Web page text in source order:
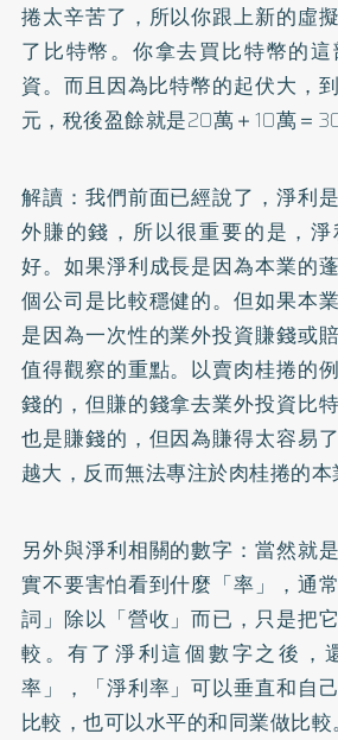
捲太辛苦了，所以你跟上新的虛
了比特幣。你拿去買比特幣的
資。而且因為比特幣的起伏大，
元，稅後盈餘就是20萬＋10萬＝
解讀：我們前面已經說了，淨利
外賺的錢，所以很重要的是，
好。如果淨利成長是因為本業的
個公司是比較穩健的。但如果本
是因為一次性的業外投資賺錢或
值得觀察的重點。以賣肉桂捲的
錢的，但賺的錢拿去業外投資比
也是賺錢的，但因為賺得太容易
越大，反而無法專注於肉桂捲的本
另外與淨利相關的數字：當然就
實不要害怕看到什麼「率」，通
詞」除以「營收」而已，只是把
較。有了淨利這個數字之後，
率」，「淨利率」可以垂直和自
比較，也可以水平的和同業做比較。